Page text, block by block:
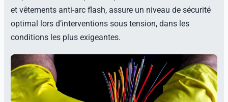
et vêtements anti-arc flash, assure un niveau de sécurité
optimal lors d’interventions sous tension, dans les
conditions les plus exigeantes.